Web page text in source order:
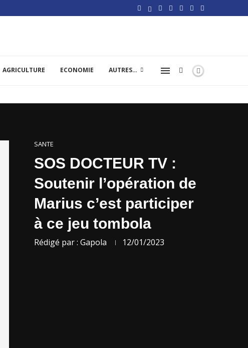
AGRICULTURE ECONOMIE AUTRES…
SANTE
SOS DOCTEUR TV :
Soutenir l’opération de
Marius c’est participer
à ce jeu tombola
Rédigé par : Gapola 12/01/2023